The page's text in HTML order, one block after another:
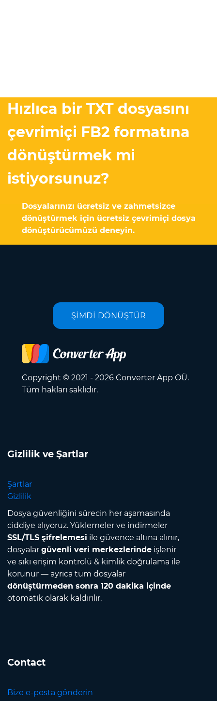
Hızlıca bir TXT dosyasını
çevrimiçi FB2 formatına
dönüştürmek mi
istiyorsunuz?
Dosyalarınızı ücretsiz ve zahmetsizce
dönüştürmek için ücretsiz çevrimiçi dosya
dönüştürücümüzü deneyin.
ŞİMDİ DÖNÜŞTÜR
Copyright © 2021 - 2026 Converter App OÜ.
Tüm hakları saklıdır.
Gizlilik ve Şartlar
Şartlar
Gizlilik
Dosya güvenliğini sürecin her aşamasında
ciddiye alıyoruz. Yüklemeler ve indirmeler
SSL/TLS şifrelemesi ile güvence altına alınır,
dosyalar güvenli veri merkezlerinde işlenir
ve sıkı erişim kontrolü & kimlik doğrulama ile
korunur — ayrıca tüm dosyalar
dönüştürmeden sonra 120 dakika içinde
otomatik olarak kaldırılır.
Contact
Bize e-posta gönderin